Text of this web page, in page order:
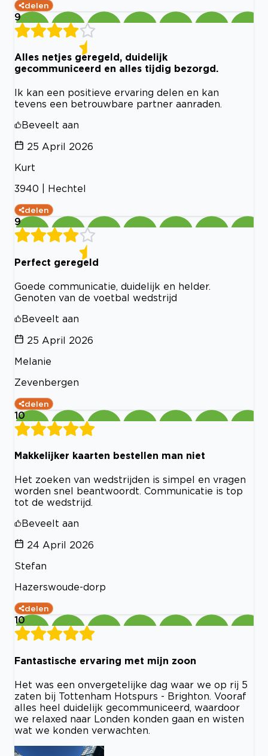
delen
9
Alles netjes geregeld, duidelijk
gecommuniceerd en alles tijdig bezorgd.
Ik kan een positieve ervaring delen en kan
tevens een betrouwbare partner aanraden.
Beveelt aan
25 April 2026
Kurt
3940 | Hechtel
delen
9
Perfect geregeld
Goede communicatie, duidelijk en helder.
Genoten van de voetbal wedstrijd
Beveelt aan
25 April 2026
Melanie
Zevenbergen
delen
10
Makkelijker kaarten bestellen man niet
Het zoeken van wedstrijden is simpel en vragen
worden snel beantwoordt. Communicatie is top
tot de wedstrijd.
Beveelt aan
24 April 2026
Stefan
Hazerswoude-dorp
delen
10
Fantastische ervaring met mijn zoon
Het was een onvergetelijke dag waar we op rij 5
zaten bij Tottenham Hotspurs - Brighton. Vooraf
alles heel duidelijk gecommuniceerd, waardoor
we relaxed naar Londen konden gaan en wisten
wat we konden verwachten.